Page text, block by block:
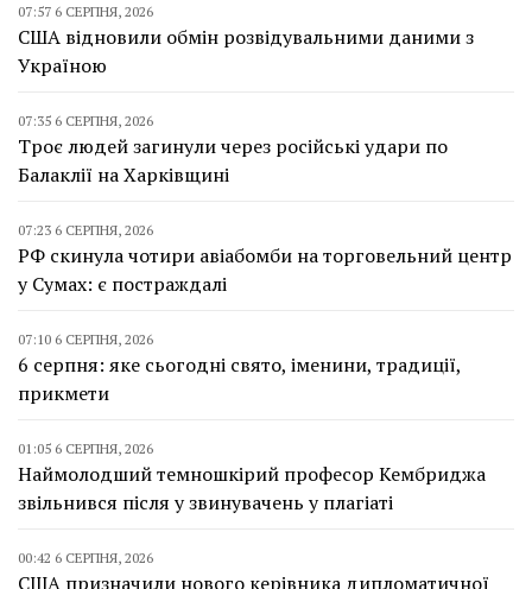
07:57 6 СЕРПНЯ, 2026
США відновили обмін розвідувальними даними з
Україною
07:35 6 СЕРПНЯ, 2026
Троє людей загинули через російські удари по
Балаклії на Харківщині
07:23 6 СЕРПНЯ, 2026
РФ скинула чотири авіабомби на торговельний центр
у Сумах: є постраждалі
07:10 6 СЕРПНЯ, 2026
6 серпня: яке сьогодні свято, іменини, традиції,
прикмети
01:05 6 СЕРПНЯ, 2026
Наймолодший темношкірий професор Кембриджа
звільнився після у звинувачень у плагіаті
00:42 6 СЕРПНЯ, 2026
США призначили нового керівника дипломатичної